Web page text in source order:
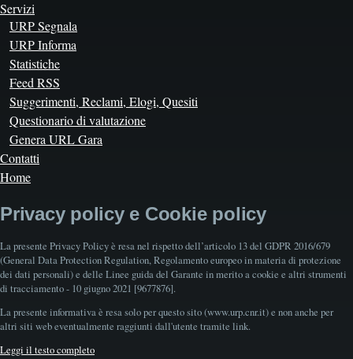
Servizi
URP Segnala
URP Informa
Statistiche
Feed RSS
Suggerimenti, Reclami, Elogi, Quesiti
Questionario di valutazione
Genera URL Gara
Contatti
Home
Privacy policy e Cookie policy
La presente Privacy Policy è resa nel rispetto dell’articolo 13 del GDPR 2016/679
(General Data Protection Regulation, Regolamento europeo in materia di protezione
dei dati personali) e delle Linee guida del Garante in merito a cookie e altri strumenti
di tracciamento - 10 giugno 2021 [9677876].
La presente informativa è resa solo per questo sito (www.urp.cnr.it) e non anche per
altri siti web eventualmente raggiunti dall'utente tramite link.
Leggi il testo completo